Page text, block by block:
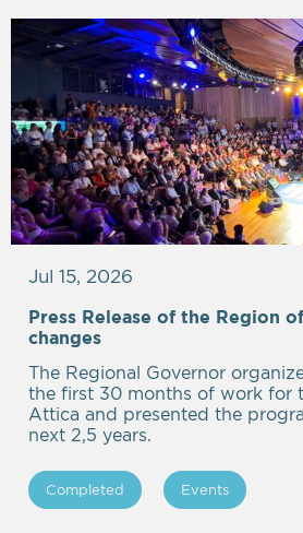
Jul 15, 2026
Press Release of the Region
changes
The Regional Governor
the first 30 months of work for
Attica and presented the
next 2,5 years.
Completed Events